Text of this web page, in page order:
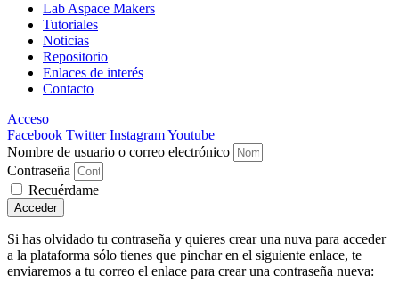
Lab Aspace Makers
Tutoriales
Noticias
Repositorio
Enlaces de interés
Contacto
Acceso
Facebook Twitter InstagramYoutube
Nombre de usuario o correo electrónico
Contraseña
Recuérdame
Acceder
Si has olvidado tu contraseña y quieres crear una nuva para acceder
a la plataforma sólo tienes que pinchar en el siguiente enlace, te
enviaremos a tu correo el enlace para crear una contraseña nueva: